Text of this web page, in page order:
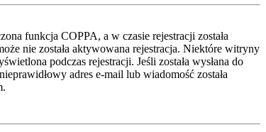
funkcja COPPA, a w czasie rejestracji została
nie została aktywowana rejestracja. Niektóre witryny
podczas rejestracji. Jeśli została wysłana do
adres e-mail lub wiadomość została